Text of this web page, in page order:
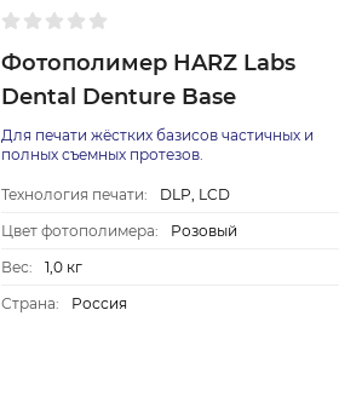
Фотополимер HARZ Labs
Dental Denture Base
Для печати жёстких базисов частичных и
полных съемных протезов.
Технология печати:
DLP, LCD
Цвет фотополимера:
Розовый
Вес:
1,0 кг
Страна:
Россия